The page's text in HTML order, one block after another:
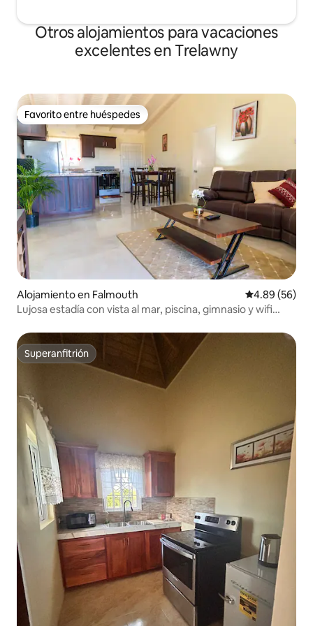
Otros alojamientos para vacaciones
excelentes en Trelawny
Favorito entre huéspedes
Favorito entre huéspedes
Alojamiento en Falmouth Calificación
4.89 (56)
Lujosa estadía con vista al mar, piscina, gimnasio y wifi
Superanfitrión
Superanfitrión